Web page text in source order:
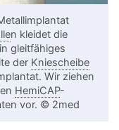
n kleidet die
gleitfähiges
der Kniescheibe
Wir ziehen
HemiCAP-
vor. © 2med